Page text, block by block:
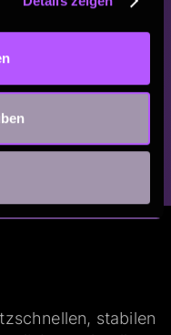
stabilen